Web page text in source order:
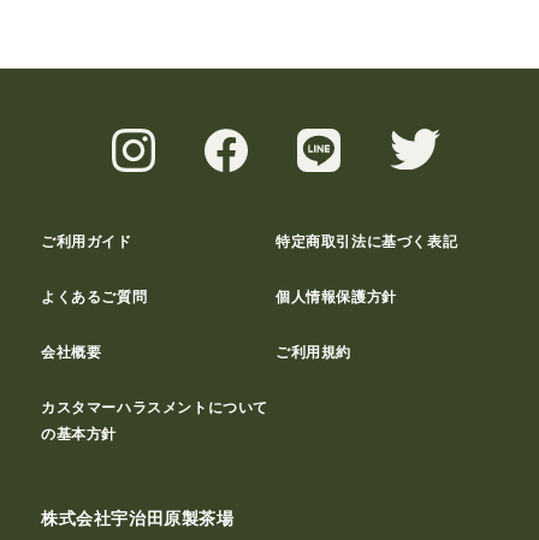
ご利用ガイド 特定商取引法に基づく表記
よくあるご質問 個人情報保護方針
会社概要 ご利用規約
カスタマーハラスメントについて
の基本方針
株式会社宇治田原製茶場